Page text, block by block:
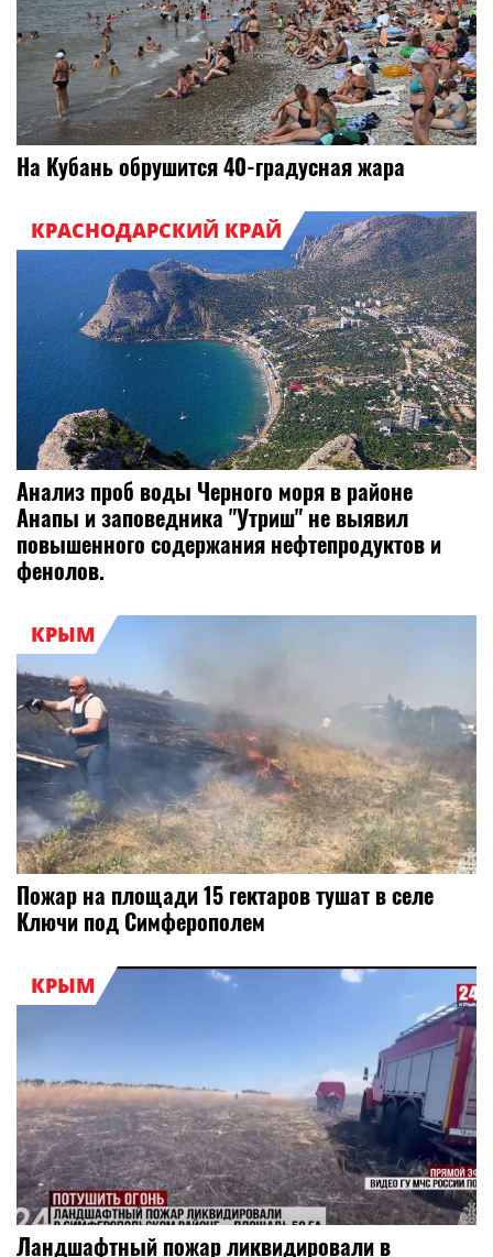
На Кубань обрушится 40-градусная жара
КРАСНОДАРСКИЙ КРАЙ
Анализ проб воды Черного моря в районе
Анапы и заповедника "Утриш" не выявил
повышенного содержания нефтепродуктов и
фенолов.
КРЫМ
Пожар на площади 15 гектаров тушат в селе
Ключи под Симферополем
КРЫМ
Ландшафтный пожар ликвидировали в